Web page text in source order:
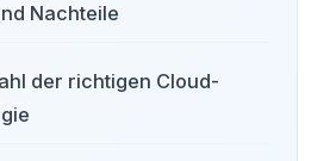
Nachteile
der richtigen Cloud-